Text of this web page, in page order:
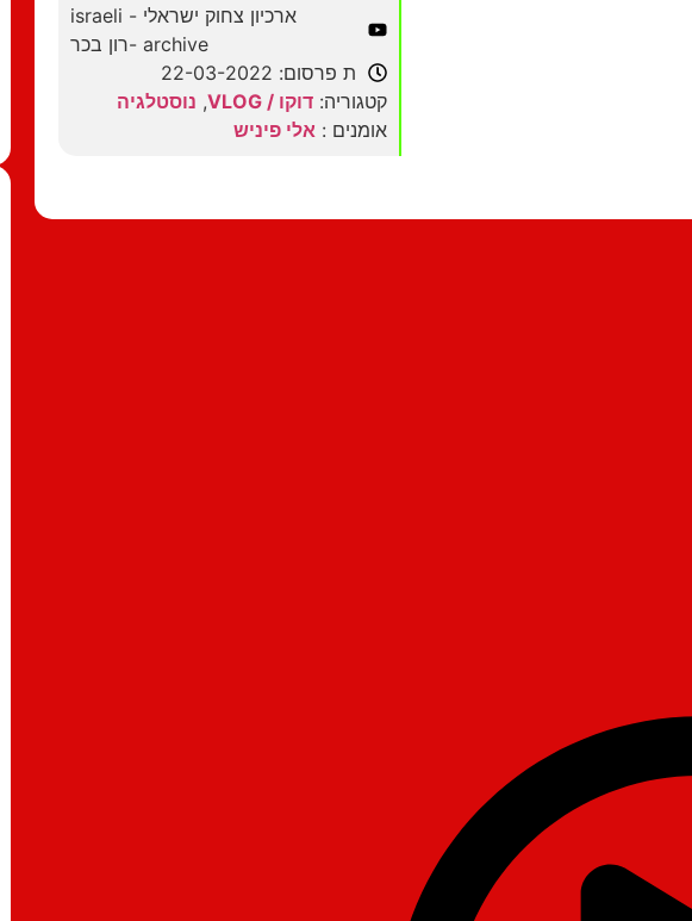
ארכיון צחוק ישראלי - israeli
archive -רון בכר
ת פרסום: 22-03-2022
קטגוריה: דוקו / VLOG , נוסטלגיה
אומנים : אלי פיניש